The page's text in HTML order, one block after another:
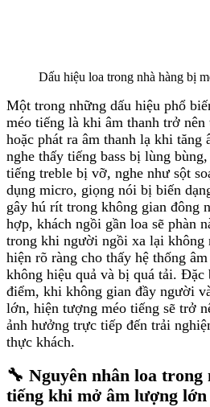
Dấu hiệu loa trong nhà hàng bị
Một trong những dấu hiệu phổ
méo tiếng là khi âm thanh trở
hoặc phát ra âm thanh lạ khi tăng
nghe thấy tiếng bass bị lùng
tiếng treble bị vỡ, nghe như sột
dụng micro, giọng nói bị biến
gây hú rít trong không gian đông
hợp, khách ngồi gần loa sẽ phàn
trong khi người ngồi xa lại không
hiện rõ ràng cho thấy hệ thống
không hiệu quả và bị quá tải.
điểm, khi không gian đầy người
lớn, hiện tượng méo tiếng sẽ trở
ảnh hưởng trực tiếp đến trải
thực khách.
🔧 Nguyên nhân loa trong
tiếng khi mở âm lượng lớn